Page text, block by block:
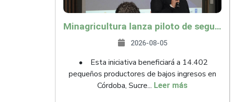
Minagricultura lanza piloto de seguro agropecuario por $9.625 millones para proteger a más de 14.000 pequeños productores contra riesgos del Fenómeno de El Niño
2026-08-05
• Esta iniciativa beneficiará a 14.402
pequeños productores de bajos ingresos en
Córdoba, Sucre... Leer más